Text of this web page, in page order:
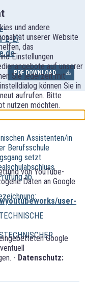
und andere
unserer Website
das
Einstellungen
auf unserer
Sie jederzeit mit
können Sie in
aufrufen. Bitte
nutzen möchten.
von YouTube-
Daten an Google
user-
Google
- Datenschutz:
2-2/
PDF DOWNLOAD
Assistenten/in
Berufsschule
setzt
ab.